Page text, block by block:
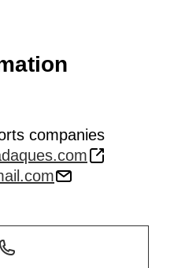
companies